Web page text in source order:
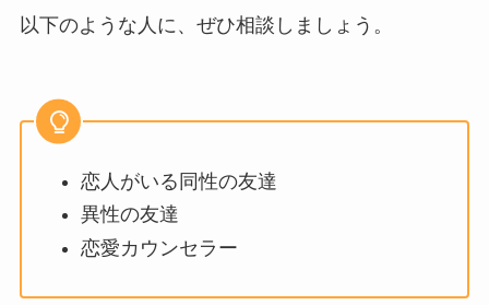
以下のような人に、ぜひ相談しましょう。
恋人がいる同性の友達
異性の友達
恋愛カウンセラー